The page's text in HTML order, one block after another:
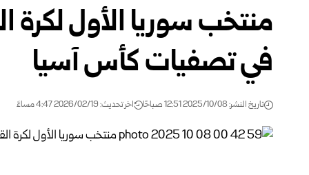
منتخب سوريا الأول لكرة
في تصفيات كأس آسيا
تاريخ النشر: 2025/10/08 12:51 صباحًا اخر تحديث: 2026/02/19 4:47 مساءً